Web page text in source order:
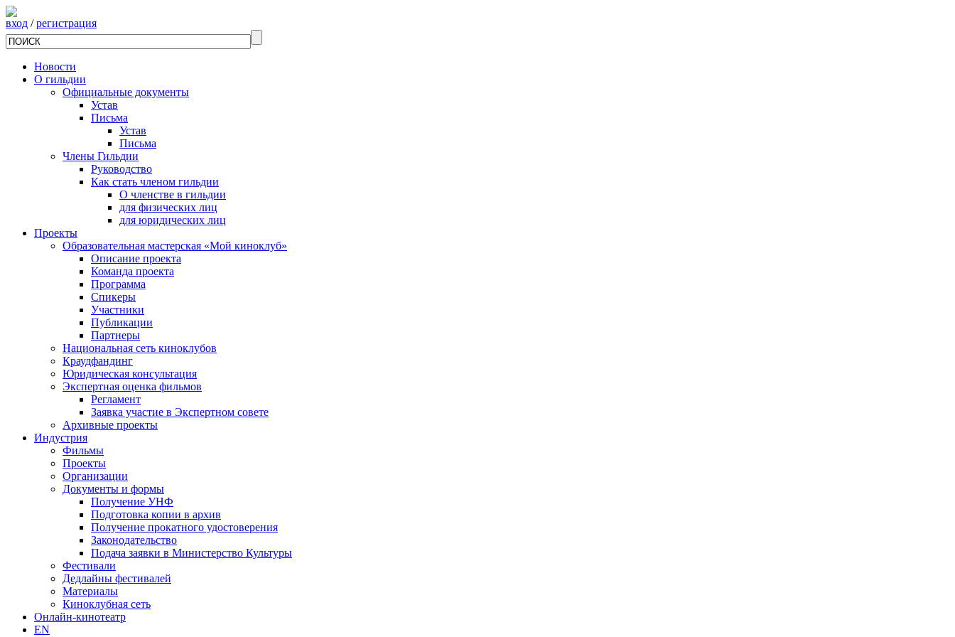
вход /регистрация
Новости
О гильдии
Официальные документы
Устав
Письма
Устав
Письма
Члены Гильдии
Руководство
Как стать членом гильдии
О членстве в гильдии
для физических лиц
для юридических лиц
Проекты
Образовательная мастерская «Мой киноклуб»
Описание проекта
Команда проекта
Программа
Спикеры
Участники
Публикации
Партнеры
Национальная сеть киноклубов
Краудфандинг
Юридическая консультация
Экспертная оценка фильмов
Регламент
Заявка участие в Экспертном совете
Архивные проекты
Индустрия
Фильмы
Проекты
Организации
Документы и формы
Получение УНФ
Подготовка копии в архив
Получение прокатного удостоверения
Законодательство
Подача заявки в Министерство Культуры
Фестивали
Дедлайны фестивалей
Материалы
Киноклубная сеть
Онлайн-кинотеатр
EN